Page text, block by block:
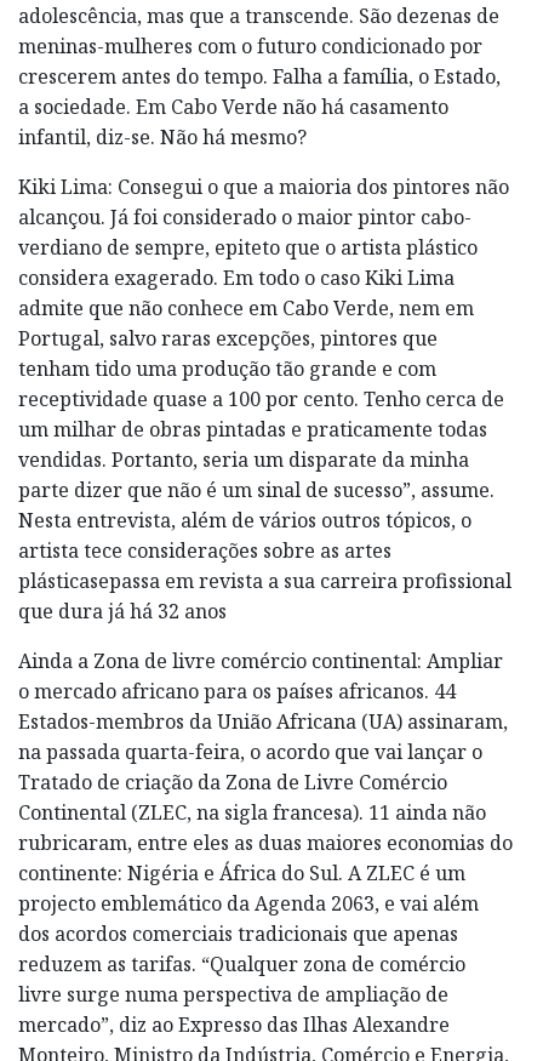
adolescência, mas que a transcende. São dezenas de
meninas-mulheres com o futuro condicionado por
crescerem antes do tempo. Falha a família, o Estado,
a sociedade. Em Cabo Verde não há casamento
infantil, diz-se. Não há mesmo?
Kiki Lima: Consegui o que a maioria dos pintores não
alcançou. Já foi considerado o maior pintor cabo-
verdiano de sempre, epiteto que o artista plástico
considera exagerado. Em todo o caso Kiki Lima
admite que não conhece em Cabo Verde, nem em
Portugal, salvo raras excepções, pintores que
tenham tido uma produção tão grande e com
receptividade quase a 100 por cento. Tenho cerca de
um milhar de obras pintadas e praticamente todas
vendidas. Portanto, seria um disparate da minha
parte dizer que não é um sinal de sucesso”, assume.
Nesta entrevista, além de vários outros tópicos, o
artista tece considerações sobre as artes
plásticasepassa em revista a sua carreira profissional
que dura já há 32 anos
Ainda a Zona de livre comércio continental: Ampliar
o mercado africano para os países africanos. 44
Estados-membros da União Africana (UA) assinaram,
na passada quarta-feira, o acordo que vai lançar o
Tratado de criação da Zona de Livre Comércio
Continental (ZLEC, na sigla francesa). 11 ainda não
rubricaram, entre eles as duas maiores economias do
continente: Nigéria e África do Sul. A ZLEC é um
projecto emblemático da Agenda 2063, e vai além
dos acordos comerciais tradicionais que apenas
reduzem as tarifas. “Qualquer zona de comércio
livre surge numa perspectiva de ampliação de
mercado”, diz ao Expresso das Ilhas Alexandre
Monteiro, Ministro da Indústria, Comércio e Energia,